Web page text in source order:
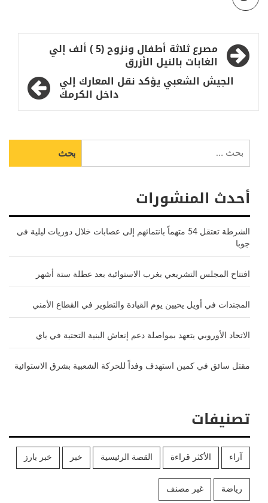
تصفّح
المقالات
مصرع ثلاثة أطفال ونزوح (5 ) ألف إلي
الغابات بالنيل الأزرق
الجيش الشعبي يؤكد نقل المعارك إلي
داخل الكرمك
عن:
أحدث المنشورات
الشرطة تعتقل 54 متهماً بانتمائهم إلى عصابات خلال دوريات ليلية في
جوبا
افتتاح المجلس التشريعي بغرب الاستوائية بعد عطلة ستة أشهر
المجندات في أويل يحيين يوم القيادة والتطوير في القطاع الأمني
الاتحاد الأوروبي يتعهد بمواصلة دعم إنعاش البنية التحتية في ياي
مقتل سائق في كمين استهدف وفداً للحركة الشعبية بشرق الاستوائية
تصنيفات
آراء الأكثر قراءة القصة الرئيسية خبر خبر بارز
رياضة غير مصنف